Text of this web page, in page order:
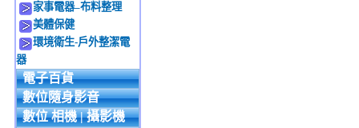
家事電器–布料整理
美體保健
環境衛生-戶外整潔電
器
電子百貨
數位隨身影音
數位 相機 | 攝影機